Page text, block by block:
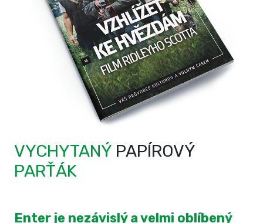
VYCHYTANÝ PAPÍROVÝ
PARŤÁK
Enter je nezávislý a velmi oblíbený